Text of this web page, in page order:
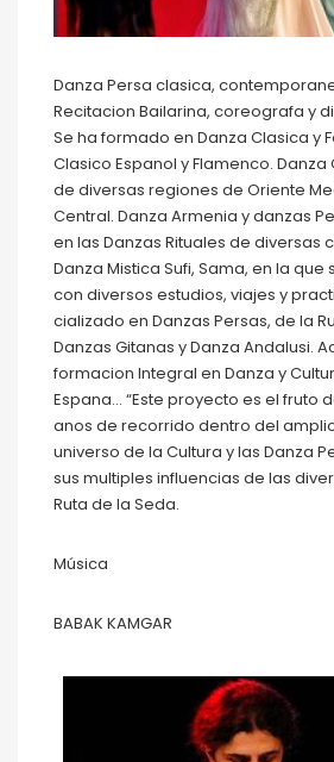
Danza Persa clasica,
Recitacion Bailarina, coreografa y
Se ha formado en Danza Clasica y
Clasico Espanol y Flamenco. Danza
de diversas regiones de Oriente
Central. Danza Armenia y danzas
en las Danzas Rituales de diversas
Danza Mistica Sufi, Sama, en la
con diversos estudios, viajes y
cializado en Danzas Persas, de la
Danzas Gitanas y Danza Andalusi.
formacion Integral en Danza y
Espana… “Este proyecto es el fruto
anos de recorrido dentro del
universo de la Cultura y las Danza
sus multiples influencias de las
Ruta de la Seda.
Música
BABAK KAMGAR